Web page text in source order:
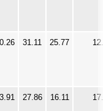
31.11 25.77
27.86 16.11